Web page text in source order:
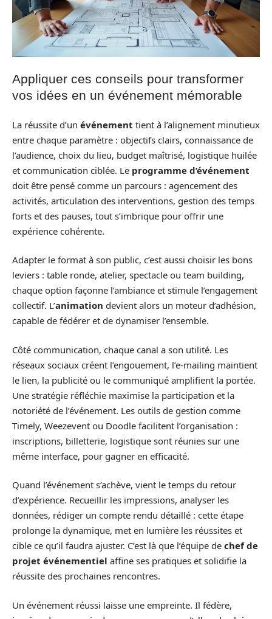
Appliquer ces conseils pour transformer
vos idées en un événement mémorable
La réussite d’un événement tient à l’alignement minutieux
entre chaque paramètre : objectifs clairs, connaissance de
l’audience, choix du lieu, budget maîtrisé, logistique huilée
et communication ciblée. Le programme d’événement
doit être pensé comme un parcours : agencement des
activités, articulation des interventions, gestion des temps
forts et des pauses, tout s’imbrique pour offrir une
expérience cohérente.
Adapter le format à son public, c’est aussi choisir les bons
leviers : table ronde, atelier, spectacle ou team building,
chaque option façonne l’ambiance et stimule l’engagement
collectif. L’animation devient alors un moteur d’adhésion,
capable de fédérer et de dynamiser l’ensemble.
Côté communication, chaque canal a son utilité. Les
réseaux sociaux créent l’engouement, l’e-mailing maintient
le lien, la publicité ou le communiqué amplifient la portée.
Une stratégie réfléchie maximise la participation et la
notoriété de l’événement. Les outils de gestion comme
Timely, Weezevent ou Doodle facilitent l’organisation :
inscriptions, billetterie, logistique sont réunies sur une
même interface, pour gagner en efficacité.
Quand l’événement s’achève, vient le temps du retour
d’expérience. Recueillir les impressions, analyser les
données, rédiger un compte rendu détaillé : cette étape
prolonge la dynamique, met en lumière les réussites et
cible ce qu’il faudra ajuster. C’est là que l’équipe de chef de
projet événementiel affine ses pratiques et solidifie la
réussite des prochaines rencontres.
Un événement réussi laisse une empreinte. Il fédère,